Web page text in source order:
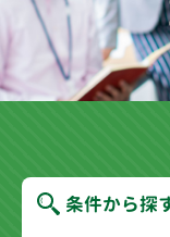
条件から探